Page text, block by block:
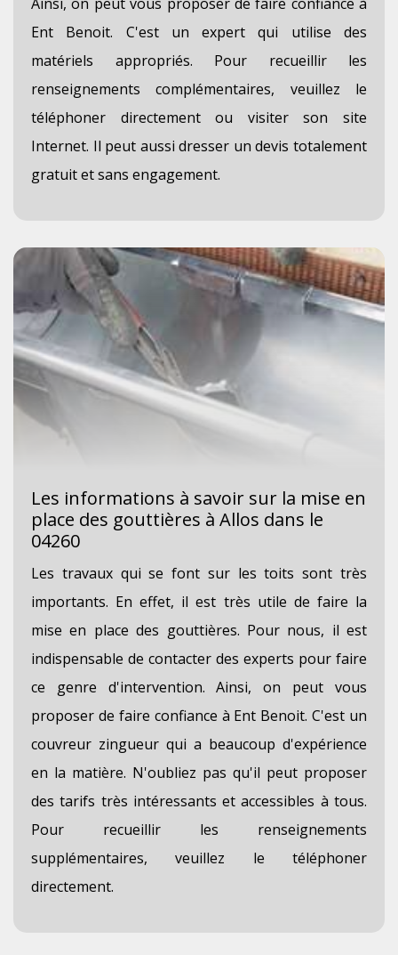
Ent Benoit. C'est un expert qui utilise des
matériels appropriés. Pour recueillir les
renseignements complémentaires, veuillez le
téléphoner directement ou visiter son site
Internet. Il peut aussi dresser un devis totalement
gratuit et sans engagement.
Les informations à savoir sur la mise en
place des gouttières à Allos dans le
04260
Les travaux qui se font sur les toits sont très
importants. En effet, il est très utile de faire la
mise en place des gouttières. Pour nous, il est
indispensable de contacter des experts pour faire
ce genre d'intervention. Ainsi, on peut vous
proposer de faire confiance à Ent Benoit. C'est un
couvreur zingueur qui a beaucoup d'expérience
en la matière. N'oubliez pas qu'il peut proposer
des tarifs très intéressants et accessibles à tous.
Pour recueillir les renseignements
supplémentaires, veuillez le téléphoner
directement.